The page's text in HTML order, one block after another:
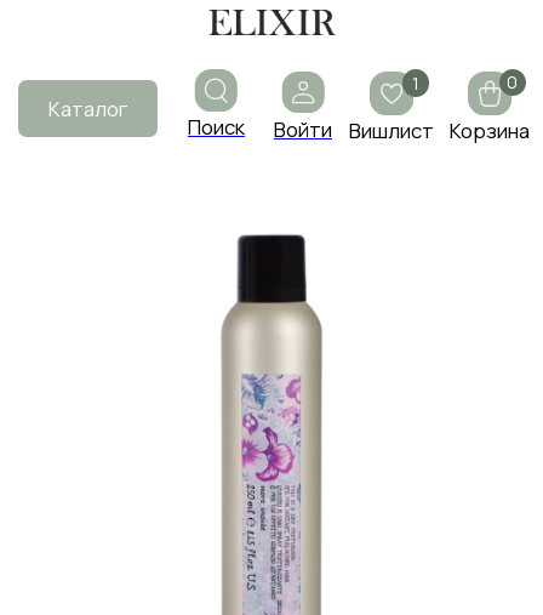
Поиск
Каталог
Войти Вишлист